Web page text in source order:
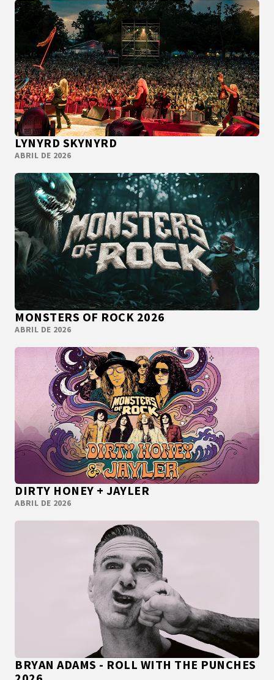
LYNYRD SKYNYRD
ABRIL DE 2026
MONSTERS OF ROCK 2026
ABRIL DE 2026
DIRTY HONEY + JAYLER
ABRIL DE 2026
BRYAN ADAMS - ROLL WITH THE PUNCHES